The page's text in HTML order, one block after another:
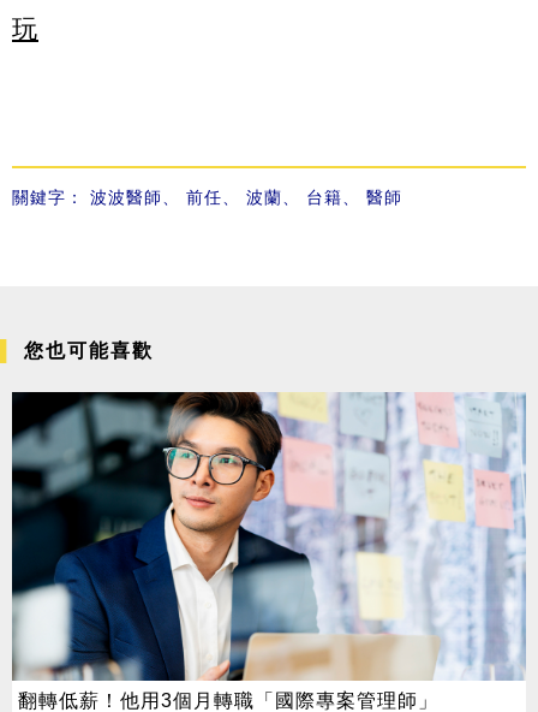
玩
關鍵字： 波波醫師 前任 波蘭 台籍 醫師
您也可能喜歡
翻轉低薪！他用3個月轉職「國際專案管理師」